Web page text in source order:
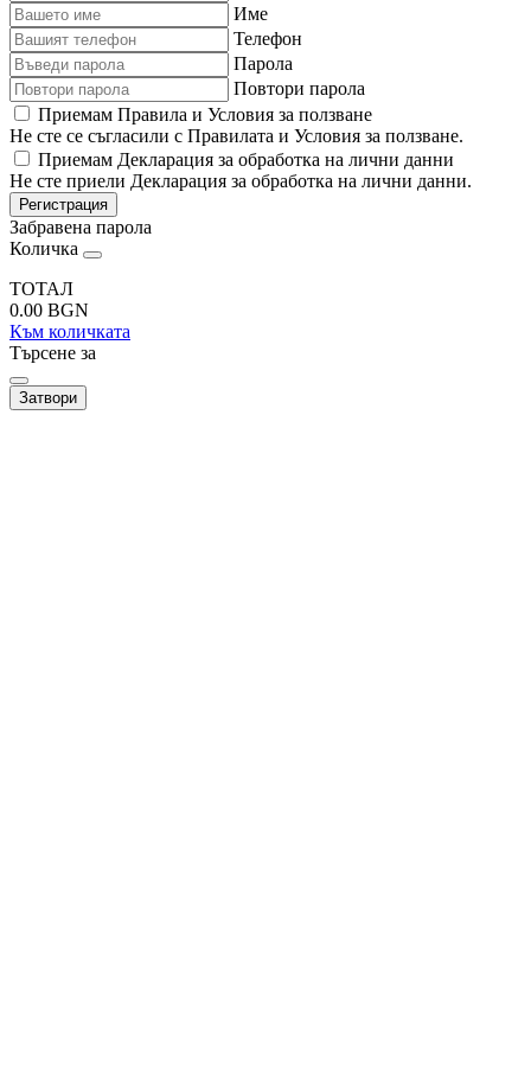
Име
Телефон
Парола
Повтори парола
Приемам Правила и Условия за ползване
Не сте се съгласили с Правилата и Условия за ползване.
Приемам Декларация за обработка на лични данни
Не сте приели Декларация за обработка на лични данни.
Регистрация
Забравена парола
Количка
ТОТАЛ
0.00 BGN
Към количката
Търсене за
Затвори